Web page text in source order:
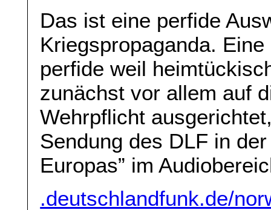
Das ist eine perfide
Kriegspropaganda.
perfide weil
zunächst vor allem auf
Wehrpflicht
Sendung des DLF in
Europas” im
.deutschlandfunk.de/